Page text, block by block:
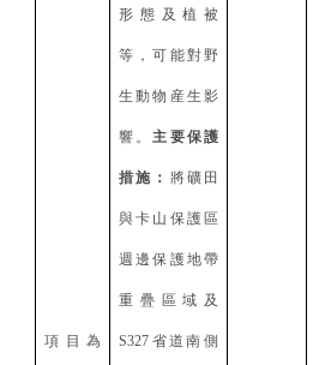
項目為
形態及植被
等，可能對野
生動物産生影
響。主要保護
措施： 將礦田
與卡山保護區
週邊保護地帶
重疊區域及
S327省道南側